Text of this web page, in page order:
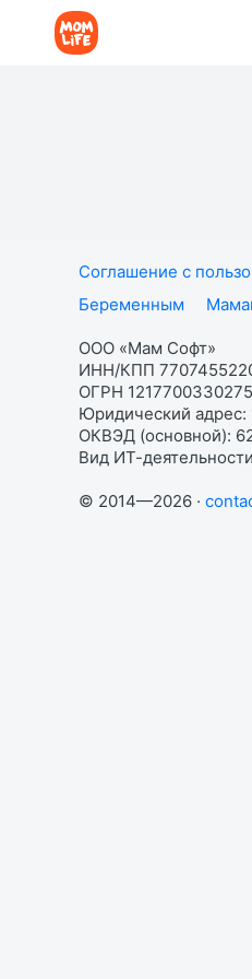
Соглашение с
Беременным
ООО «Мам Софт»
ИНН/КПП
ОГРН 1217700330275
Юридический адрес:
ОКВЭД (основной):
Вид ИТ-
© 2014—2026 ·